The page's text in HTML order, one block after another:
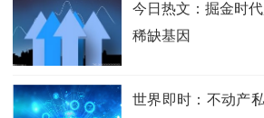
今日热文：掘金时
稀缺基因
世界即时：不动产